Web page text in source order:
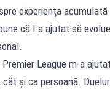
experiența
că l-a ajutat să
League m-a
și ca persoană.